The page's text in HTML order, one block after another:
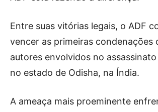
Entre suas vitórias legais, o ADF
vencer as primeiras condenações
autores envolvidos no
no estado de Odisha, na Índia.
A ameaça mais proeminente